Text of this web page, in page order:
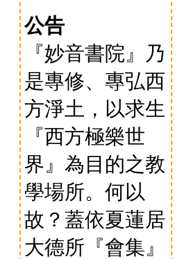
公告
『妙音書院』乃
是專修、專弘西
方淨土，以求生
『西方極樂世
界』為目的之教
學場所。何以
故？蓋依夏蓮居
大德所『會集』